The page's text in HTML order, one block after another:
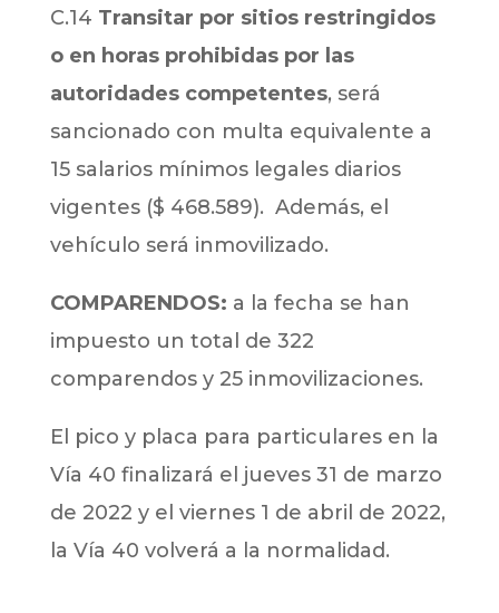
C.14 Transitar por sitios restringidos
o en horas prohibidas por las
autoridades competentes, será
sancionado con multa equivalente a
15 salarios mínimos legales diarios
vigentes ($ 468.589). Además, el
vehículo será inmovilizado.
COMPARENDOS: a la fecha se han
impuesto un total de 322
comparendos y 25 inmovilizaciones.
El pico y placa para particulares en la
Vía 40 finalizará el jueves 31 de marzo
de 2022 y el viernes 1 de abril de 2022,
la Vía 40 volverá a la normalidad.